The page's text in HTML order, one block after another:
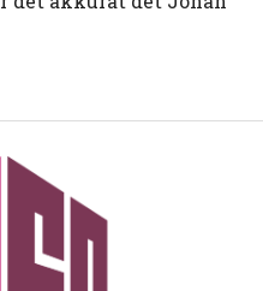
personlige